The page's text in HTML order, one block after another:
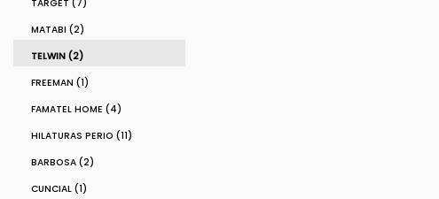
TARGET (7)
MATABI (2)
TELWIN (2)
FREEMAN (1)
FAMATEL HOME (4)
HILATURAS PERIO (11)
BARBOSA (2)
CUNCIAL (1)